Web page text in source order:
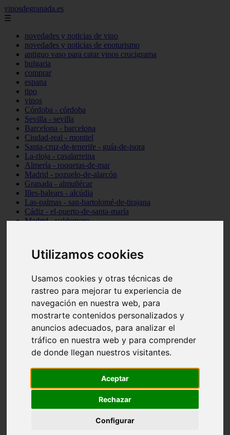
Utilizamos cookies
Usamos cookies y otras técnicas de
rastreo para mejorar tu experiencia de
navegación en nuestra web, para
mostrarte contenidos personalizados y
anuncios adecuados, para analizar el
tráfico en nuestra web y para comprender
de donde llegan nuestros visitantes.
Aceptar
Rechazar
Configurar
vinosdegranada.es
☰
novedades y noticias de vino
novedades y noticias de enoturismo
antiguo vaso para catar vinos crucigrama
bulgaria
comprar
espana
tipo
vinos
Córdoba - córdoba
Sevilla - sevilla
Barcelona - barcelona
Ciudad-real - montiel
Santa-cruz-de-tenerife - guía-de-isora
La-rioja - casalarreina
Almería - roquetas-de-mar
Madrid - pozuelo-de-alarcón
Granada - almuñécar
Illes-balears - alcúdia
Las-palmas - san-bartolomé-de-tirajana
Cádiz - el-puerto-de-santa-maría
Madrid - valdemoro
Cantabria - suances
Sevilla - bormujos
Málaga - júzcar
Huesca - alquézar
Huesca - castejón-de-sos
Lleida - alt-àneu
Córdoba - almedinilla
Navarra - zangoza
Cantabria - arenas-de-iguña
Barcelona - la-pobla-de-lillet
Murcia - cartagena
Madrid - nuevo-baztán